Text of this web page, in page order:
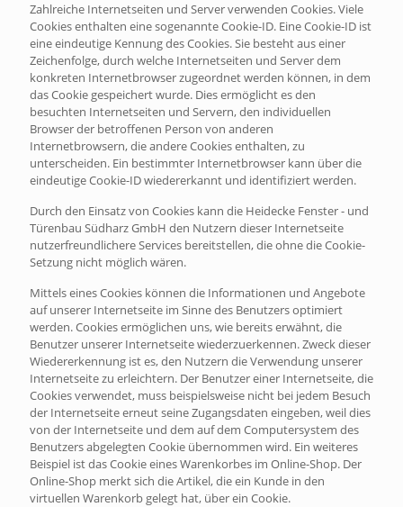
Zahlreiche Internetseiten und Server verwenden Cookies. Viele
Cookies enthalten eine sogenannte Cookie-ID. Eine Cookie-ID ist
eine eindeutige Kennung des Cookies. Sie besteht aus einer
Zeichenfolge, durch welche Internetseiten und Server dem
konkreten Internetbrowser zugeordnet werden können, in dem
das Cookie gespeichert wurde. Dies ermöglicht es den
besuchten Internetseiten und Servern, den individuellen
Browser der betroffenen Person von anderen
Internetbrowsern, die andere Cookies enthalten, zu
unterscheiden. Ein bestimmter Internetbrowser kann über die
eindeutige Cookie-ID wiedererkannt und identifiziert werden.
Durch den Einsatz von Cookies kann die Heidecke Fenster - und
Türenbau Südharz GmbH den Nutzern dieser Internetseite
nutzerfreundlichere Services bereitstellen, die ohne die Cookie-
Setzung nicht möglich wären.
Mittels eines Cookies können die Informationen und Angebote
auf unserer Internetseite im Sinne des Benutzers optimiert
werden. Cookies ermöglichen uns, wie bereits erwähnt, die
Benutzer unserer Internetseite wiederzuerkennen. Zweck dieser
Wiedererkennung ist es, den Nutzern die Verwendung unserer
Internetseite zu erleichtern. Der Benutzer einer Internetseite, die
Cookies verwendet, muss beispielsweise nicht bei jedem Besuch
der Internetseite erneut seine Zugangsdaten eingeben, weil dies
von der Internetseite und dem auf dem Computersystem des
Benutzers abgelegten Cookie übernommen wird. Ein weiteres
Beispiel ist das Cookie eines Warenkorbes im Online-Shop. Der
Online-Shop merkt sich die Artikel, die ein Kunde in den
virtuellen Warenkorb gelegt hat, über ein Cookie.